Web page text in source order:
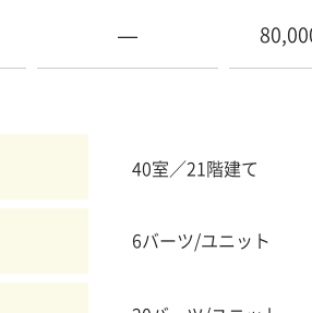
—
40室／21階建て
6バーツ/ユニット